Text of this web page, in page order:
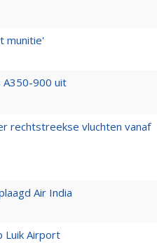
munitie'
A350-900 uit
rechtstreekse vluchten vanaf
Air India
Luik Airport